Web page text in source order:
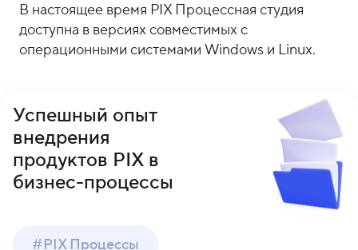
В настоящее время PIX Процессная студия
доступна в версиях совместимых с
операционными системами Windows и Linux.
Успешный опыт
внедрения
продуктов PIX в
бизнес-процессы
#PIX Процессы